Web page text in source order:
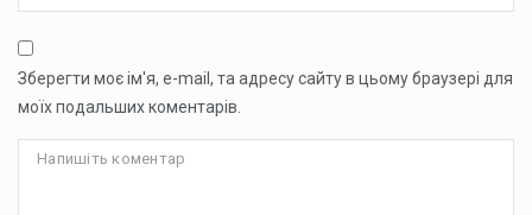
Зберегти моє ім'я, e-mail, та адресу сайту в цьому браузері для
моїх подальших коментарів.